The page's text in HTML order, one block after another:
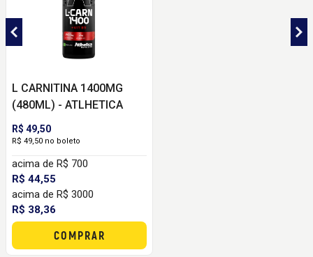
L CARNITINA 1400MG
(480ML) - ATLHETICA
R$ 49,50
R$ 49,50 no boleto
acima de R$ 700
R$ 44,55
acima de R$ 3000
R$ 38,36
COMPRAR